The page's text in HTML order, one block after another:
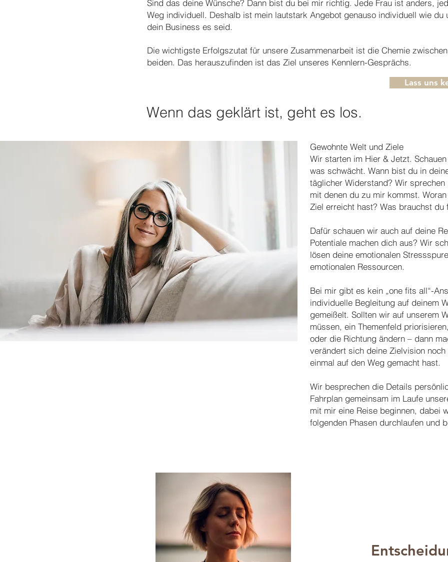
Sind das deine Wünsche? Dann bist du bei mir richtig. Jede Frau ist anders,
Weg individuell. Deshalb ist mein lautstark Angebot genauso individuell wie du
dein Business es seid.
Die wichtigste Erfolgszutat für unsere Zusammenarbeit ist die Chemie
beiden. Das herauszufinden ist das Ziel unseres Kennlern-Gesprächs.
Wenn das geklärt ist, geht es los.
Lass uns
Gewohnte Welt und Ziele
Wir starten im Hier & Jetzt.
was schwächt. Wann bist du in
täglicher Widerstand? Wir sprechen
mit denen du zu mir kommst.
Ziel erreicht hast? Was brauchst du
Dafür schauen wir auch auf deine
Potentiale machen dich aus? Wir
lösen deine emotionalen
emotionalen Ressourcen.
Bei mir gibt es kein „one fits all“-
individuelle Begleitung auf deinem
gemeißelt. Sollten wir auf unserem
müssen, ein Themenfeld
oder die Richtung ändern – dann
verändert sich deine Zielvision
einmal auf den Weg gemacht hast.
Wir besprechen die Details
Fahrplan gemeinsam im Laufe
mit mir eine Reise beginnen, dabei
folgenden Phasen durchlaufen und